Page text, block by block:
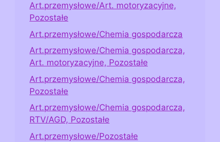
Art.przemysłowe/Art. motoryzacyjne,
Pozostałe
Art.przemysłowe/Chemia gospodarcza
Art.przemysłowe/Chemia gospodarcza,
Art. motoryzacyjne, Pozostałe
Art.przemysłowe/Chemia gospodarcza,
Pozostałe
Art.przemysłowe/Chemia gospodarcza,
RTV/AGD, Pozostałe
Art.przemysłowe/Pozostałe